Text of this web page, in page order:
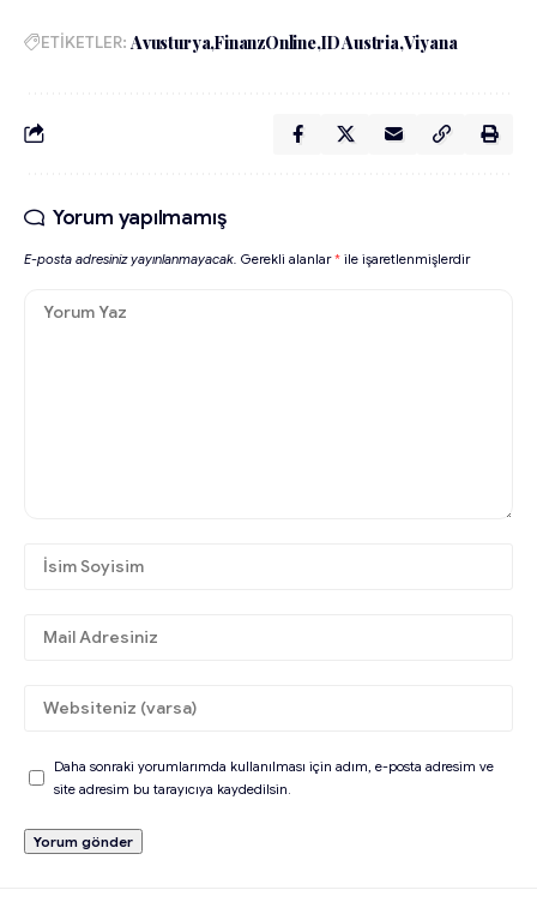
ETİKETLER: Avusturya FinanzOnline ID Austria Viyana
Yorum yapılmamış
E-posta adresiniz yayınlanmayacak. Gerekli alanlar* ile işaretlenmişlerdir
Daha sonraki yorumlarımda kullanılması için adım, e-posta adresim ve
site adresim bu tarayıcıya kaydedilsin.